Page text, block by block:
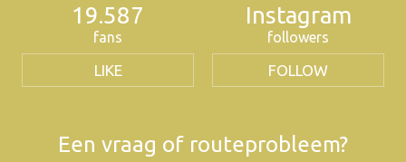
19.587
fans
LIKE
Instagram
followers
FOLLOW
Een vraag of routeprobleem?